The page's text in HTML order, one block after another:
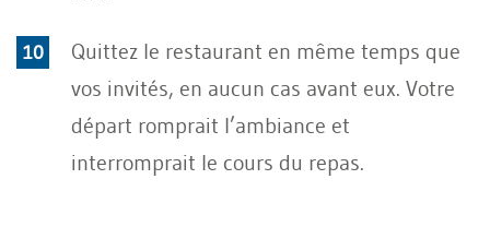
Quittez le restaurant en même temps que
vos invités, en aucun cas avant eux. Votre
départ romprait l’ambiance et
interromprait le cours du repas.